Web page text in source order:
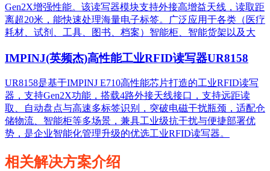
Gen2X增强性能。该读写器模块支持外接高增益天线，读取距
离超20米，能快速处理海量电子标签。广泛应用于各类（医疗
耗材、试剂、工具、图书、档案）智能柜、智能货架以及大
IMPINJ(英频杰)高性能工业RFID读写器UR8158
UR8158是基于IMPINJ E710高性能芯片打造的工业RFID读写
器，支持Gen2X功能，搭载4路外接天线接口，支持远距读
取、自动盘点与高速多标签识别，突破电磁干扰瓶颈，适配仓
储物流、智能柜等多场景，兼具工业级抗干扰与便捷部署优
势，是企业智能化管理升级的优选工业RFID读写器。
相关解决方案介绍